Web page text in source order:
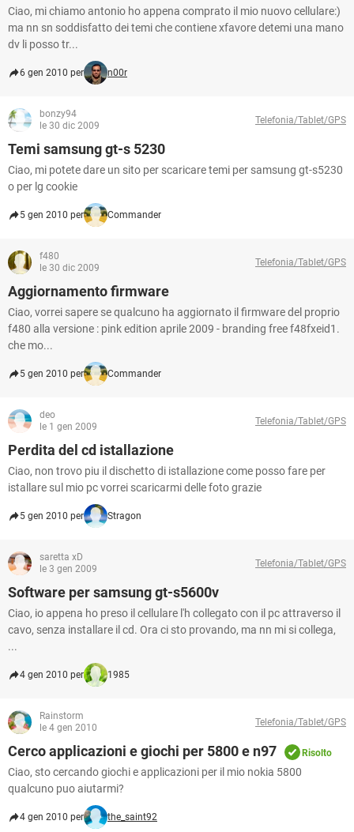
Ciao, mi chiamo antonio ho appena comprato il mio nuovo cellulare:)
ma nn sn soddisfatto dei temi che contiene xfavore detemi una mano
dv li posso tr...
6 gen 2010 per n00r
bonzy94
le 30 dic 2009
Telefonia/Tablet/GPS
Temi samsung gt-s 5230
Ciao, mi potete dare un sito per scaricare temi per samsung gt-s5230
o per lg cookie
5 gen 2010 per Commander
f480
le 30 dic 2009
Telefonia/Tablet/GPS
Aggiornamento firmware
Ciao, vorrei sapere se qualcuno ha aggiornato il firmware del proprio
f480 alla versione : pink edition aprile 2009 - branding free f48fxeid1.
che mo...
5 gen 2010 per Commander
deo
le 1 gen 2009
Telefonia/Tablet/GPS
Perdita del cd istallazione
Ciao, non trovo piu il dischetto di istallazione come posso fare per
istallare sul mio pc vorrei scaricarmi delle foto grazie
5 gen 2010 per Stragon
saretta xD
le 3 gen 2009
Telefonia/Tablet/GPS
Software per samsung gt-s5600v
Ciao, io appena ho preso il cellulare l'h collegato con il pc attraverso il
cavo, senza installare il cd. Ora ci sto provando, ma nn mi si collega,
...
4 gen 2010 per 1985
Rainstorm
le 4 gen 2010
Telefonia/Tablet/GPS
Cerco applicazioni e giochi per 5800 e n97 Risolto
Ciao, sto cercando giochi e applicazioni per il mio nokia 5800
qualcuno puo aiutarmi?
4 gen 2010 per the_saint92